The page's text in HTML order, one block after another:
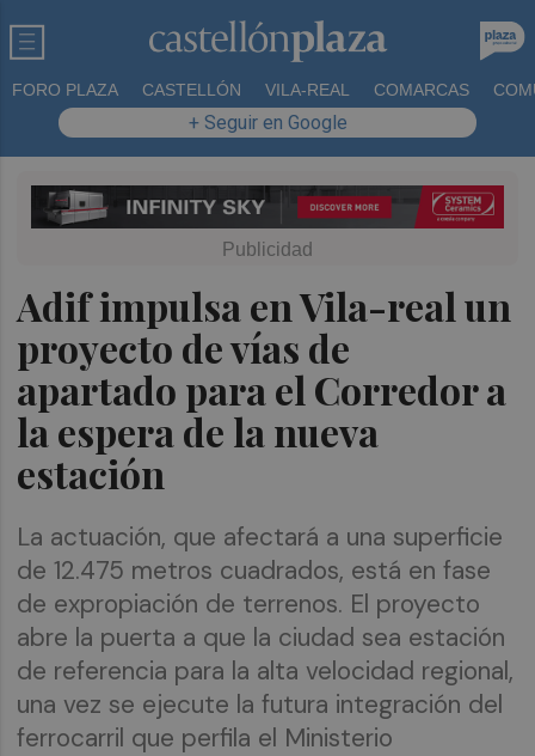
FORO PLAZA CASTELLÓN VILA-REAL COMARCAS
+ Seguir en Google
Adif impulsa en Vila-real un
proyecto de vías de
apartado para el Corredor a
la espera de la nueva
estación
La actuación, que afectará a una superficie
de 12.475 metros cuadrados, está en fase
de expropiación de terrenos. El proyecto
abre la puerta a que la ciudad sea estación
de referencia para la alta velocidad regional,
una vez se ejecute la futura integración del
ferrocarril que perfila el Ministerio